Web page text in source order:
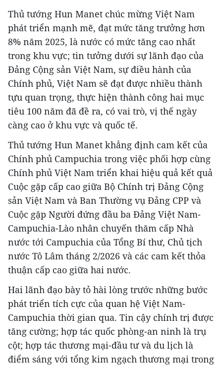
Thủ tướng Hun Manet chúc mừng Việt Nam
phát triển mạnh mẽ, đạt mức tăng trưởng hơn
8% năm 2025, là nước có mức tăng cao nhất
trong khu vực; tin tưởng dưới sự lãnh đạo của
Đảng Cộng sản Việt Nam, sự điều hành của
Chính phủ, Việt Nam sẽ đạt được nhiều thành
tựu quan trọng, thực hiện thành công hai mục
tiêu 100 năm đã đề ra, có vai trò, vị thế ngày
càng cao ở khu vực và quốc tế.
Thủ tướng Hun Manet khẳng định cam kết của
Chính phủ Campuchia trong việc phối hợp cùng
Chính phủ Việt Nam triển khai hiệu quả kết quả
Cuộc gặp cấp cao giữa Bộ Chính trị Đảng Cộng
sản Việt Nam và Ban Thường vụ Đảng CPP và
Cuộc gặp Người đứng đầu ba Đảng Việt Nam-
Campuchia-Lào nhân chuyến thăm cấp Nhà
nước tới Campuchia của Tổng Bí thư, Chủ tịch
nước Tô Lâm tháng 2/2026 và các cam kết thỏa
thuận cấp cao giữa hai nước.
Hai lãnh đạo bày tỏ hài lòng trước những bước
phát triển tích cực của quan hệ Việt Nam-
Campuchia thời gian qua. Tin cậy chính trị được
tăng cường; hợp tác quốc phòng-an ninh là trụ
cột; hợp tác thương mại-đầu tư và du lịch là
điểm sáng với tổng kim ngạch thương mại trong